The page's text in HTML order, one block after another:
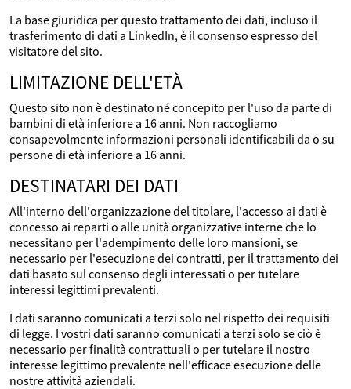
La base giuridica per questo trattamento dei dati, incluso il
trasferimento di dati a LinkedIn, è il consenso espresso del
visitatore del sito.
LIMITAZIONE DELL'ETÀ
Questo sito non è destinato né concepito per l'uso da parte di
bambini di età inferiore a 16 anni. Non raccogliamo
consapevolmente informazioni personali identificabili da o su
persone di età inferiore a 16 anni.
DESTINATARI DEI DATI
All'interno dell'organizzazione del titolare, l'accesso ai dati è
concesso ai reparti o alle unità organizzative interne che lo
necessitano per l'adempimento delle loro mansioni, se
necessario per l'esecuzione dei contratti, per il trattamento dei
dati basato sul consenso degli interessati o per tutelare
interessi legittimi prevalenti.
I dati saranno comunicati a terzi solo nel rispetto dei requisiti
di legge. I vostri dati saranno comunicati a terzi solo se ciò è
necessario per finalità contrattuali o per tutelare il nostro
interesse legittimo prevalente nell'efficace esecuzione delle
nostre attività aziendali.